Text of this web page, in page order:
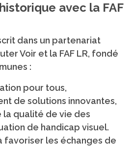
avec la FAF
dans un partenariat
Voir et la FAF LR, fondé
:
pour tous,
de solutions innovantes,
la qualité de vie des
de handicap visuel.
favoriser les échanges de